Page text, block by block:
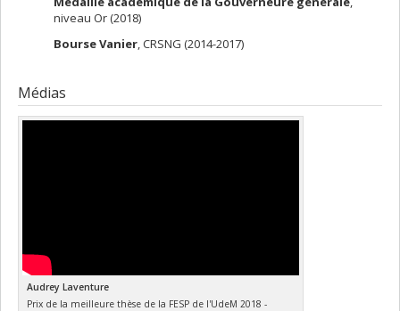
niveau Or (2018)
Bourse Vanier, CRSNG (2014-2017)
Médias
Audrey Laventure
Prix de la meilleure thèse de la FESP de l'UdeM 2018 -